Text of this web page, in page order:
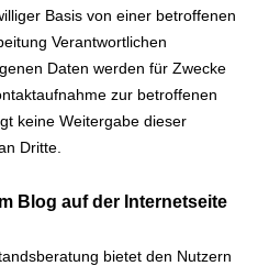
Basis von einer betroffenen
Verantwortlichen
Daten werden für Zwecke
zur betroffenen
keine Weitergabe dieser
Dritte.
Blog auf der Internetseite
bietet den Nutzern